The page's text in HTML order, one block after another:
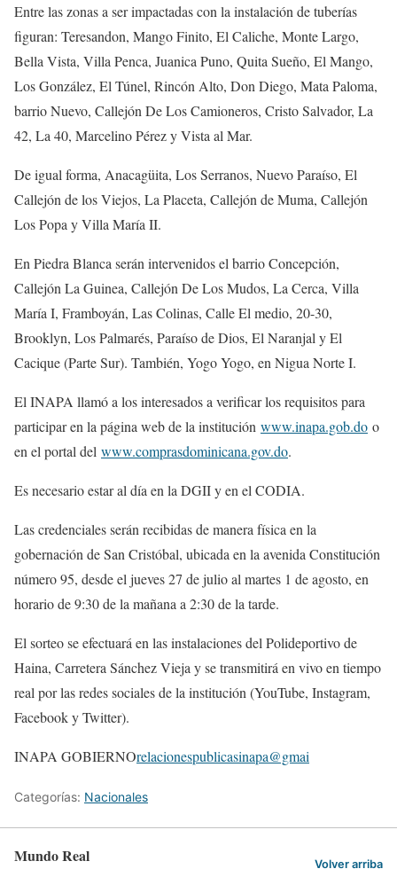
Entre las zonas a ser impactadas con la instalación de tuberías
figuran: Teresandon, Mango Finito, El Caliche, Monte Largo,
Bella Vista, Villa Penca, Juanica Puno, Quita Sueño, El Mango,
Los González, El Túnel, Rincón Alto, Don Diego, Mata Paloma,
barrio Nuevo, Callejón De Los Camioneros, Cristo Salvador, La
42, La 40, Marcelino Pérez y Vista al Mar.
De igual forma, Anacagüita, Los Serranos, Nuevo Paraíso, El
Callejón de los Viejos, La Placeta, Callejón de Muma, Callejón
Los Popa y Villa María II.
En Piedra Blanca serán intervenidos el barrio Concepción,
Callejón La Guinea, Callejón De Los Mudos, La Cerca, Villa
María I, Framboyán, Las Colinas, Calle El medio, 20-30,
Brooklyn, Los Palmarés, Paraíso de Dios, El Naranjal y El
Cacique (Parte Sur). También, Yogo Yogo, en Nigua Norte I.
El INAPA llamó a los interesados a verificar los requisitos para
participar en la página web de la institución www.inapa.gob.do o
en el portal del www.comprasdominicana.gov.do.
Es necesario estar al día en la DGII y en el CODIA.
Las credenciales serán recibidas de manera física en la
gobernación de San Cristóbal, ubicada en la avenida Constitución
número 95, desde el jueves 27 de julio al martes 1 de agosto, en
horario de 9:30 de la mañana a 2:30 de la tarde.
El sorteo se efectuará en las instalaciones del Polideportivo de
Haina, Carretera Sánchez Vieja y se transmitirá en vivo en tiempo
real por las redes sociales de la institución (YouTube, Instagram,
Facebook y Twitter).
INAPA GOBIERNOrelacionespublicasinapa@gmai
Categorías: Nacionales
Mundo Real Volver arriba